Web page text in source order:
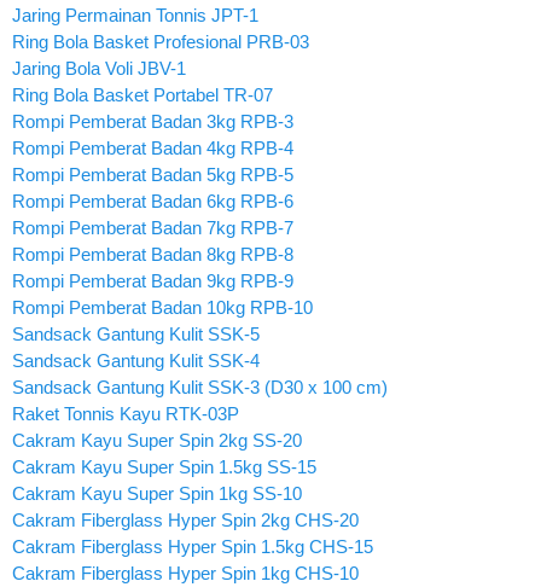
Jaring Permainan Tonnis JPT-1
Ring Bola Basket Profesional PRB-03
Jaring Bola Voli JBV-1
Ring Bola Basket Portabel TR-07
Rompi Pemberat Badan 3kg RPB-3
Rompi Pemberat Badan 4kg RPB-4
Rompi Pemberat Badan 5kg RPB-5
Rompi Pemberat Badan 6kg RPB-6
Rompi Pemberat Badan 7kg RPB-7
Rompi Pemberat Badan 8kg RPB-8
Rompi Pemberat Badan 9kg RPB-9
Rompi Pemberat Badan 10kg RPB-10
Sandsack Gantung Kulit SSK-5
Sandsack Gantung Kulit SSK-4
Sandsack Gantung Kulit SSK-3 (D30 x 100 cm)
Raket Tonnis Kayu RTK-03P
Cakram Kayu Super Spin 2kg SS-20
Cakram Kayu Super Spin 1.5kg SS-15
Cakram Kayu Super Spin 1kg SS-10
Cakram Fiberglass Hyper Spin 2kg CHS-20
Cakram Fiberglass Hyper Spin 1.5kg CHS-15
Cakram Fiberglass Hyper Spin 1kg CHS-10